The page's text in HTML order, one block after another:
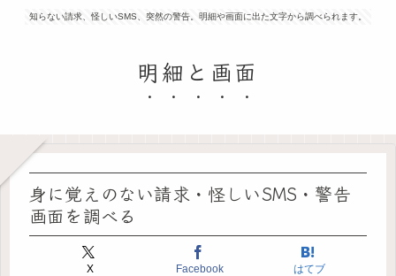
知らない請求、怪しいSMS、突然の警告。明細や画面に出た文字から調べられます。
明細と画面
身に覚えのない請求・怪しいSMS・警告
画面を調べる
X Facebook はてブ